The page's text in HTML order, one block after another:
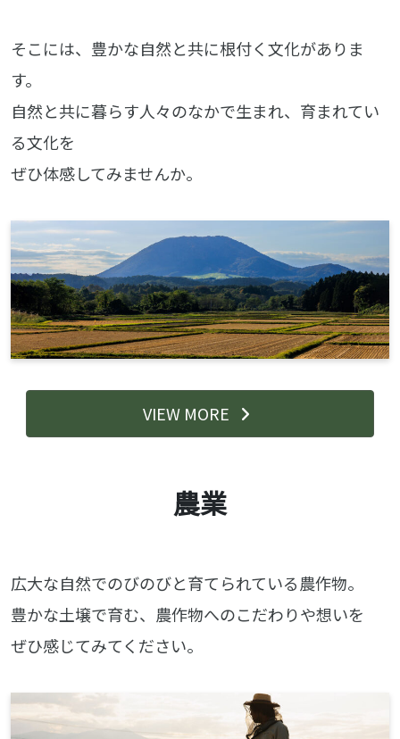
そこには、豊かな自然と共に根付く文化がありま
す。
自然と共に暮らす人々のなかで生まれ、育まれてい
る文化を
ぜひ体感してみませんか。
VIEW MORE
農業
広大な自然でのびのびと育てられている農作物。
豊かな土壌で育む、農作物へのこだわりや想いを
ぜひ感じてみてください。